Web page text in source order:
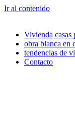
Ir al contenido
Vivienda casas
obra blanca en
tendencias de
Contacto